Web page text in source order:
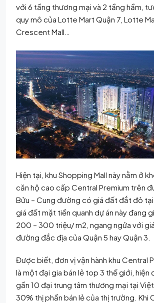
với 6 tầng thương mại và 2 tầng hầm,
quy mô của Lotte Mart Quận 7, Lotte
Crescent Mall…
Hiện tại, khu Shopping Mall này nằm ở
căn hộ cao cấp Central Premium trên
Bửu – Cung đường có giá đất đắt đỏ tại
giá đất mặt tiền quanh dự án này đang
200 – 300 triệu/ m2, ngang ngửa với
đường đắc địa của Quận 5 hay Quận 3.
Được biết, đơn vị vận hành khu Central
là một đại gia bán lẻ top 3 thế giới, hiện
gần 10 đại trung tâm thương mại tại
30% thị phần bán lẻ của thị trường. Khi